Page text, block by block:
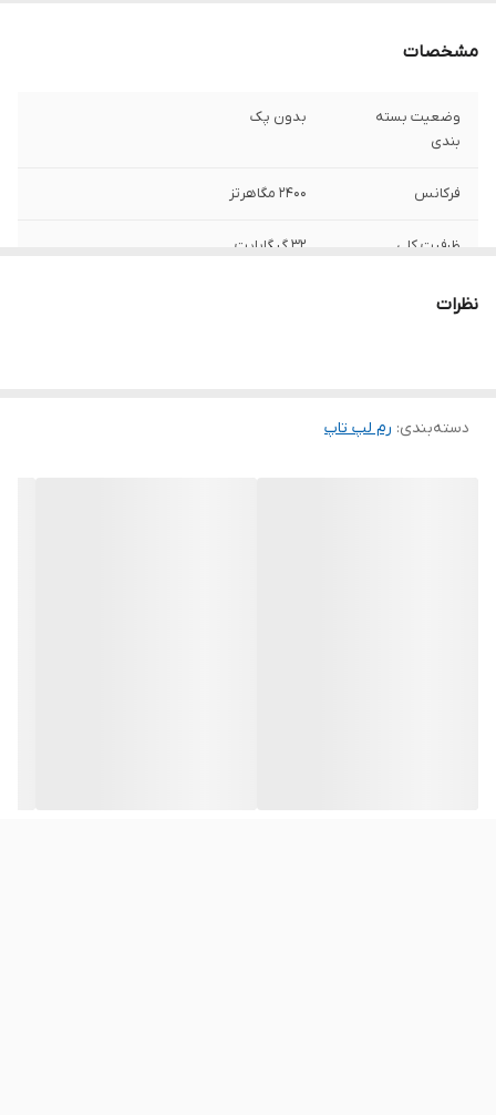
مشخصات
وضعیت بسته
بندی
بدون پک
فرکانس 2400 مگاهرتز
ظرفیت کلی 32 گیگابایت
حداکثر نرخ انتقالنظرات
دسته‌بندی: رم لپ‌ تاپ